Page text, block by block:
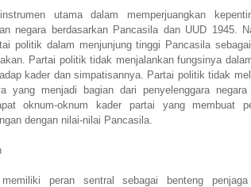
utama dalam memperjuangkan
negara berdasarkan Pancasila dan UUD 1945.
politik dalam menjunjung tinggi Pancasila
Partai politik tidak menjalankan fungsinya
kader dan simpatisannya. Partai politik tidak
yang menjadi bagian dari penyelenggara
oknum-oknum kader partai yang membuat
dengan nilai-nilai Pancasila.
memiliki peran sentral sebagai benteng